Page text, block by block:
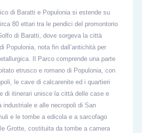
di Baratti e Populonia si estende su
80 ettari tra le pendici del promontorio
di Baratti, dove sorgeva la città
Populonia, nota fin dall’antichità per
Il Parco comprende una parte
etrusco e romano di Populonia, con
le cave di calcarenite ed i quartieri
di itinerari unisce la città delle case e
industriale e alle necropoli di San
e le tombe a edicola e a sarcofago
Grotte, costituita da tombe a camera